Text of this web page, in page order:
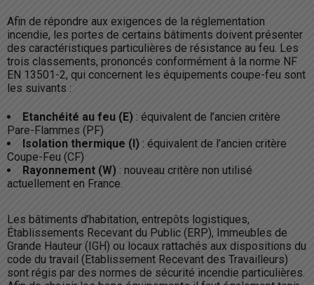
Afin de répondre aux exigences de la réglementation
incendie, les portes de certains bâtiments doivent présenter
des caractéristiques particulières de résistance au feu. Les
trois classements, prononcés conformément à la norme NF
EN 13501-2, qui concernent les équipements coupe-feu sont
les suivants :
Etanchéité au feu (E) : équivalent de l’ancien critère
Pare-Flammes (PF)
Isolation thermique (I) : équivalent de l’ancien critère
Coupe-Feu (CF)
Rayonnement (W) : nouveau critère non utilisé
actuellement en France.
Les bâtiments d’habitation, entrepôts logistiques,
Établissements Recevant du Public (ERP), Immeubles de
Grande Hauteur (IGH) ou locaux rattachés aux dispositions du
code du travail (Etablissement Recevant des Travailleurs)
sont régis par des normes de sécurité incendie particulières.